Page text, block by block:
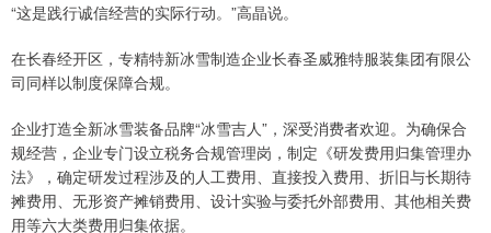
“这是践行诚信经营的实际行动。”高晶说。
在长春经开区，专精特新冰雪制造企业长春圣威雅特服装集团有限公
司同样以制度保障合规。
企业打造全新冰雪装备品牌“冰雪吉人”，深受消费者欢迎。为确保合
规经营，企业专门设立税务合规管理岗，制定《研发费用归集管理办
法》，确定研发过程涉及的人工费用、直接投入费用、折旧与长期待
摊费用、无形资产摊销费用、设计实验与委托外部费用、其他相关费
用等六大类费用归集依据。